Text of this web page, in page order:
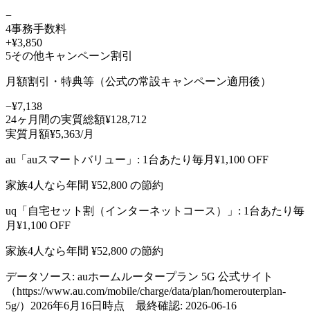
−
4事務手数料
+¥3,850
5その他キャンペーン割引
月額割引・特典等（公式の常設キャンペーン適用後）
−¥7,138
24ヶ月間の実質総額¥128,712
実質月額¥5,363/月
au 「 auスマートバリュー 」: 1台あたり毎月¥1,100 OFF
家族4人なら年間 ¥52,800 の節約
uq 「 自宅セット割（インターネットコース）
」: 1台あたり毎
月¥1,100 OFF
家族4人なら年間 ¥52,800 の節約
データソース: auホームルータープラン 5G 公式サイト
（https://www.au.com/mobile/charge/data/plan/homerouterplan-
5g/）2026年6月16日時点 最終確認: 2026-06-16